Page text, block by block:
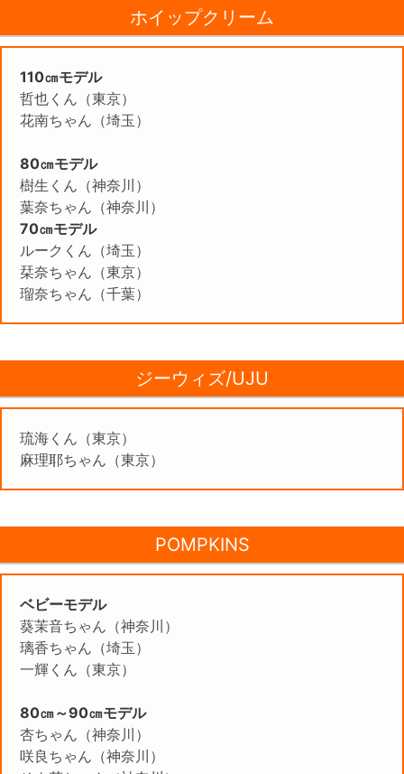
ホイップクリーム
110㎝モデル
哲也くん（東京）
花南ちゃん（埼玉）
80㎝モデル
樹生くん（神奈川）
葉奈ちゃん（神奈川）
70㎝モデル
ルークくん（埼玉）
栞奈ちゃん（東京）
瑠奈ちゃん（千葉）
ジーウィズ/UJU
琉海くん（東京）
麻理耶ちゃん（東京）
POMPKINS
ベビーモデル
葵茉音ちゃん（神奈川）
璃香ちゃん（埼玉）
一輝くん（東京）
80㎝～90㎝モデル
杏ちゃん（神奈川）
咲良ちゃん（神奈川）